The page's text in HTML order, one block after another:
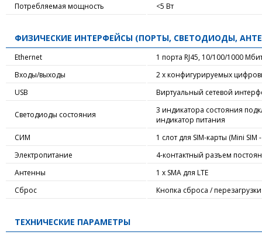
Потребляемая мощность
<5 Вт
ФИЗИЧЕСКИЕ ИНТЕРФЕЙСЫ (ПОРТЫ, СВЕТОДИОДЫ,
Ethernet
1 порта RJ45, 10/100/1000
Входы/выходы
2 x конфигурируемых
USB
Виртуальный сетевой
Светодиоды состояния
3 индикатора состояния
индикатор питания
СИМ
1 слот для SIM-карты (Mini SIM
Электропитание
4-контактный разъем
Антенны
1 х SMA для LTE
Сброс
Кнопка сброса /
ТЕХНИЧЕСКИЕ ПАРАМЕТРЫ